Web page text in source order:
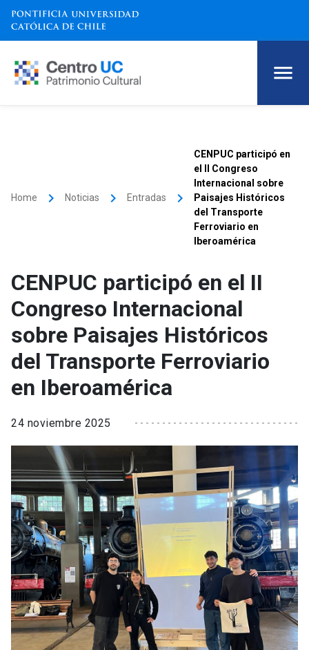
Home keyboard_arrow_right Noticias keyboard_arrow_right Entradas keyboard_arrow_right
CENPUC participó en
el II Congreso
Internacional sobre
Paisajes Históricos
del Transporte
Ferroviario en
Iberoamérica
CENPUC participó en el II
Congreso Internacional
sobre Paisajes Históricos
del Transporte Ferroviario
en Iberoamérica
24 noviembre 2025